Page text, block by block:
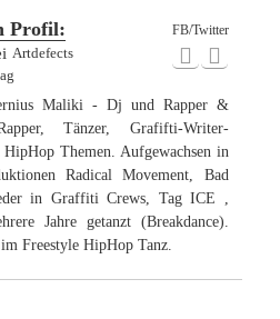
FB/Twitter
Profil:
Artdefects
Maliki - Dj und Rapper &
Tänzer, Grafifti-Writer-
Themen. Aufgewachsen in
Radical Movement, Bad
in Graffiti Crews, Tag ICE ,
Jahre getanzt (Breakdance).
Freestyle HipHop Tanz.